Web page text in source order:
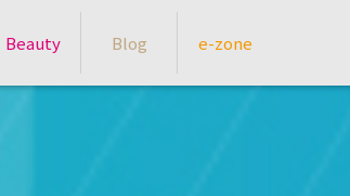
Beauty Blog e-zone